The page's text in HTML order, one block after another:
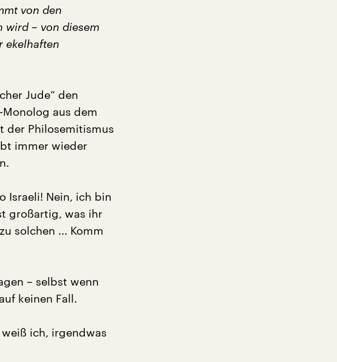
von den
wird – von diesem
ekelhaften
Jude“ den
aus dem
der Philosemitismus
immer wieder
Israeli! Nein, ich bin
großartig, was ihr
solchen ... Komm
– selbst wenn
keinen Fall.
ich, irgendwas